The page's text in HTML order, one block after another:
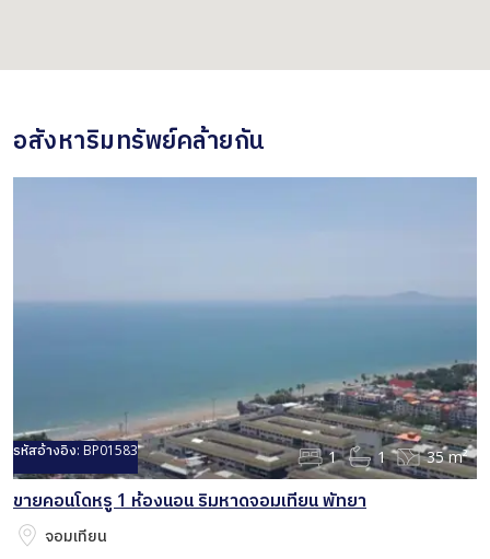
อสังหาริมทรัพย์คล้ายกัน
รหัสอ้างอิง: BP01583 1 1 35 m²
ขายคอนโดหรู 1 ห้องนอน ริมหาดจอมเทียน พัทยา
จอมเทียน